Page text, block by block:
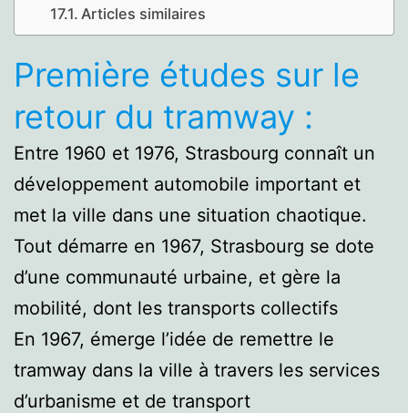
Articles similaires
Première études sur le
retour du tramway :
Entre 1960 et 1976, Strasbourg connaît un
développement automobile important et
met la ville dans une situation chaotique.
Tout démarre en 1967, Strasbourg se dote
d’une communauté urbaine, et gère la
mobilité, dont les transports collectifs
En 1967, émerge l’idée de remettre le
tramway dans la ville à travers les services
d’urbanisme et de transport